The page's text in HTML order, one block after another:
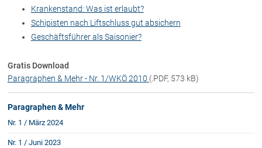
Über uns
Netzwerk
Download
Die Österreichischen Rechtsanwälte
Krankenstand: Was ist erlaubt?
Schipisten nach Liftschluss gut absichern
Geschäftsführer als Saisonier?
Gratis Download
Paragraphen & Mehr - Nr. 1/WKÖ 2010 (.PDF, 573 kB)
Paragraphen & Mehr
Nr. 1 / März 2024
Nr. 1 / Juni 2023